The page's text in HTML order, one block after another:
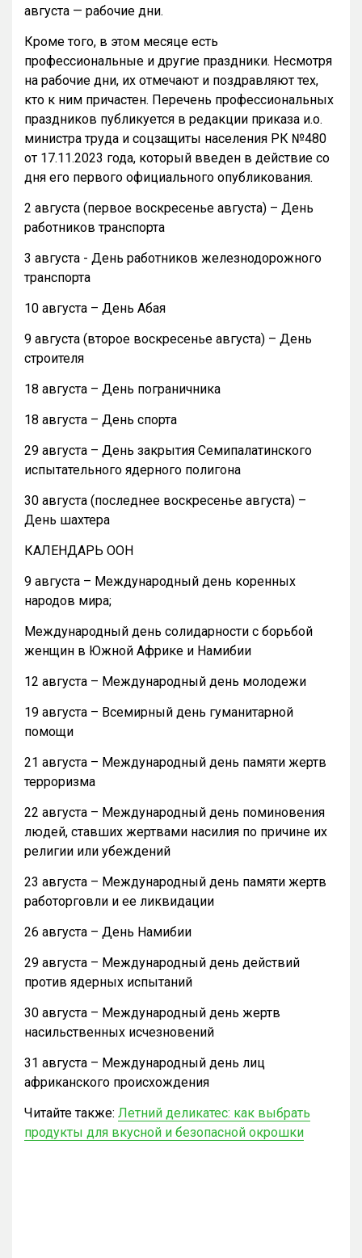
августа — рабочие дни.
Кроме того, в этом месяце есть
профессиональные и другие праздники. Несмотря
на рабочие дни, их отмечают и поздравляют тех,
кто к ним причастен. Перечень профессиональных
праздников публикуется в редакции приказа и.о.
министра труда и соцзащиты населения РК №480
от 17.11.2023 года, который введен в действие со
дня его первого официального опубликования.
2 августа (первое воскресенье августа) – День
работников транспорта
3 августа - День работников железнодорожного
транспорта
10 августа – День Абая
9 августа (второе воскресенье августа) – День
строителя
18 августа – День пограничника
18 августа – День спорта
29 августа – День закрытия Семипалатинского
испытательного ядерного полигона
30 августа (последнее воскресенье августа) –
День шахтера
КАЛЕНДАРЬ ООН
9 августа – Международный день коренных
народов мира;
Международный день солидарности с борьбой
женщин в Южной Африке и Намибии
12 августа – Международный день молодежи
19 августа – Всемирный день гуманитарной
помощи
21 августа – Международный день памяти жертв
терроризма
22 августа – Международный день поминовения
людей, ставших жертвами насилия по причине их
религии или убеждений
23 августа – Международный день памяти жертв
работорговли и ее ликвидации
26 августа – День Намибии
29 августа – Международный день действий
против ядерных испытаний
30 августа – Международный день жертв
насильственных исчезновений
31 августа – Международный день лиц
африканского происхождения
Читайте также: Летний деликатес: как выбрать
продукты для вкусной и безопасной окрошки